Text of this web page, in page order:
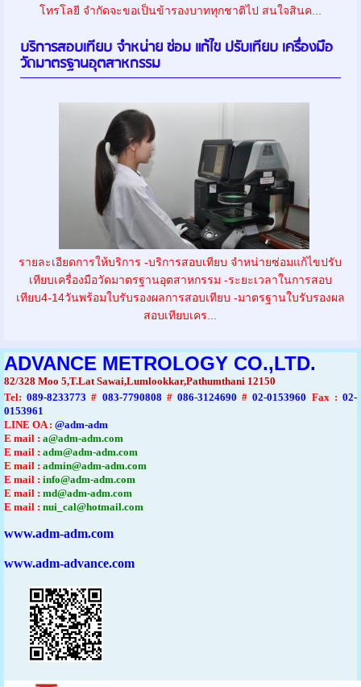
โทรโลยี จำกัดจะขอเป็นข้ารองบาททุกชาติไป สนใจสินค...
บริการสอบเทียบ จำหน่าย ซ่อม แก้ไข ปรับเทียบ เครื่องมือ
วัดมาตรฐานอุตสาหกรรม
รายละเอียดการให้บริการ -บริการสอบเทียบ จำหน่ายซ่อมแก้ไขปรับ
เทียบเครื่องมือวัดมาตรฐานอุตสาหกรรม -ระยะเวลาในการสอบ
เทียบ4-14วันพร้อมใบรับรองผลการสอบเทียบ -มาตรฐานใบรับรองผล
สอบเทียบเคร...
ADVANCE METROLOGY CO.,LTD.
82/328 Moo 5,T.Lat Sawai,Lumlookkar,Pathumthani 12150
Tel: 089-8233773 # 083-7790808 #086-3124690 #02-0153960 Fax :02-
0153961
LINE OA : @adm-adm
E mail : a@adm-adm.com
E mail : adm@adm-adm.com
E mail : admin@adm-adm.com
E mail : info@adm-adm.com
E mail : md@adm-adm.com
E mail : nui_cal@hotmail.com
www.adm-adm.com
www.adm-advance.com